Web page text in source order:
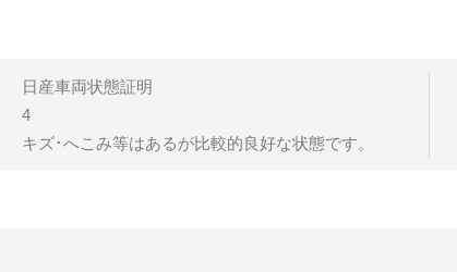
日産車両状態証明
4
キズ･へこみ等はあるが比較的良好な状態です。